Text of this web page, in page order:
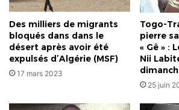
ci
des
ébats
Des milliers de migrants
bloqués dans dans le
désert après avoir été
expulsés d’Algérie (MSF)
17 mars 2023
Togo-
pierre
« Gê » :
Nii
25 juin